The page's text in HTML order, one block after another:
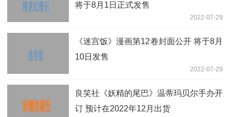
将于8月1日正式发售
2022-07-29
《迷宫饭》漫画第12卷封面公开 将于8月
10日发售
2022-07-29
良笑社《妖精的尾巴》温蒂玛贝尔手办开
订 预计在2022年12月出货